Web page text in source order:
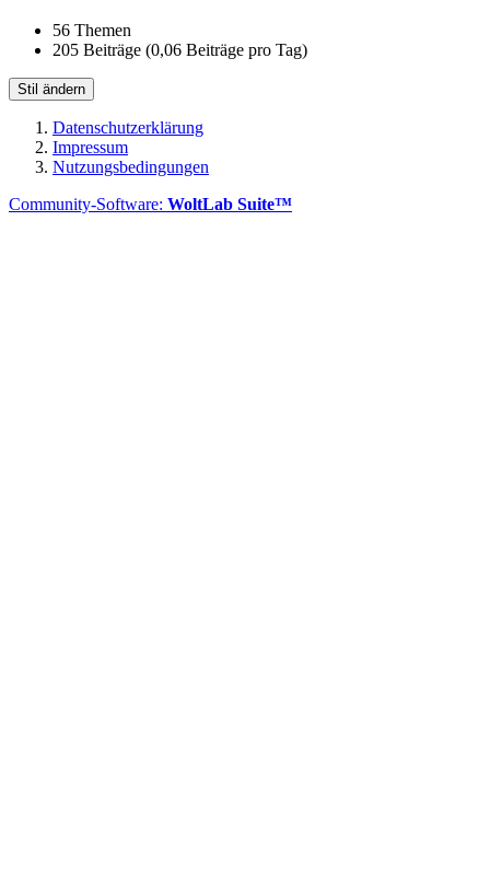
56 Themen
205 Beiträge (0,06 Beiträge pro Tag)
Stil ändern
Datenschutzerklärung
Impressum
Nutzungsbedingungen
Community-Software: WoltLab Suite™